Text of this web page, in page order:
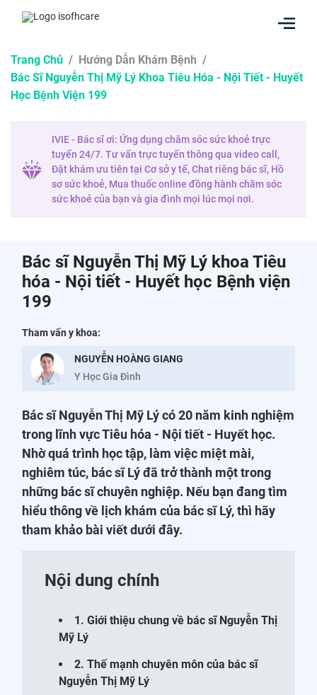
Trang Chủ / Hướng Dẫn Khám Bệnh /
Bác Sĩ Nguyễn Thị Mỹ Lý Khoa Tiêu Hóa - Nội Tiết - Huyết
Học Bệnh Viện 199
IVIE - Bác sĩ ơi: Ứng dụng chăm sóc sức khoẻ trực
tuyến 24/7. Tư vấn trực tuyến thông qua video call,
Đặt khám ưu tiên tại Cơ sở y tế, Chat riêng bác sĩ, Hồ
sơ sức khoẻ, Mua thuốc online đồng hành chăm sóc
sức khoẻ của bạn và gia đình mọi lúc mọi nơi.
Bác sĩ Nguyễn Thị Mỹ Lý khoa Tiêu
hóa - Nội tiết - Huyết học Bệnh viện
199
Tham vấn y khoa:
NGUYỄN HOÀNG GIANG
Y Học Gia Đình
Bác sĩ Nguyễn Thị Mỹ Lý có 20 năm kinh nghiệm
trong lĩnh vực Tiêu hóa - Nội tiết - Huyết học.
Nhờ quá trình học tập, làm việc miệt mài,
nghiêm túc, bác sĩ Lý đã trở thành một trong
những bác sĩ chuyên nghiệp. Nếu bạn đang tìm
hiểu thông về lịch khám của bác sĩ Lý, thì hãy
tham khảo bài viết dưới đây.
Nội dung chính
1. Giới thiệu chung về bác sĩ Nguyễn Thị
Mỹ Lý
2. Thế mạnh chuyên môn của bác sĩ
Nguyễn Thị Mỹ Lý